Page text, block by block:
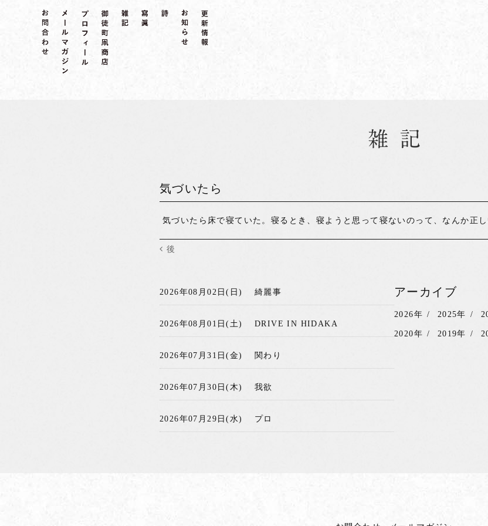
気づいたら
気づいたら床で寝ていた。寝るとき、寝ようと思って寝ないのって、なんか正し
後
2026年08月02日(日) 綺麗事
2026年08月01日(土) DRIVE IN HIDAKA
2026年07月31日(金) 関わり
2026年07月30日(木) 我欲
2026年07月29日(水) プロ
アーカイブ
2026年 2025年
2020年 2019年